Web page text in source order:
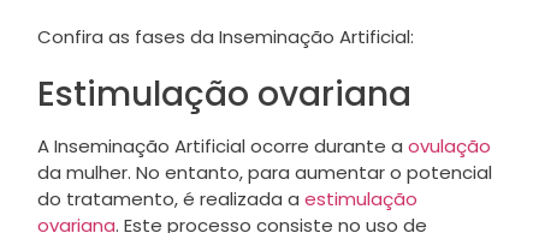
Confira as fases da Inseminação Artificial:
Estimulação ovariana
A Inseminação Artificial ocorre durante a ovulação
da mulher. No entanto, para aumentar o potencial
do tratamento, é realizada a estimulação
ovariana. Este processo consiste no uso de